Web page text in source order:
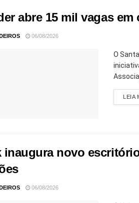
abre 15 mil vagas
06/08/2026
O
LEIA
inaugura novo
06/08/2026